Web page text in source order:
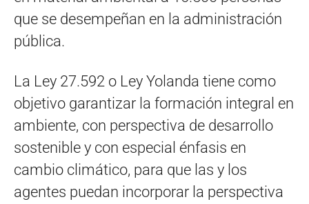
que se desempeñan en la administración
pública.
La Ley 27.592 o Ley Yolanda tiene como
objetivo garantizar la formación integral en
ambiente, con perspectiva de desarrollo
sostenible y con especial énfasis en
cambio climático, para que las y los
agentes puedan incorporar la perspectiva